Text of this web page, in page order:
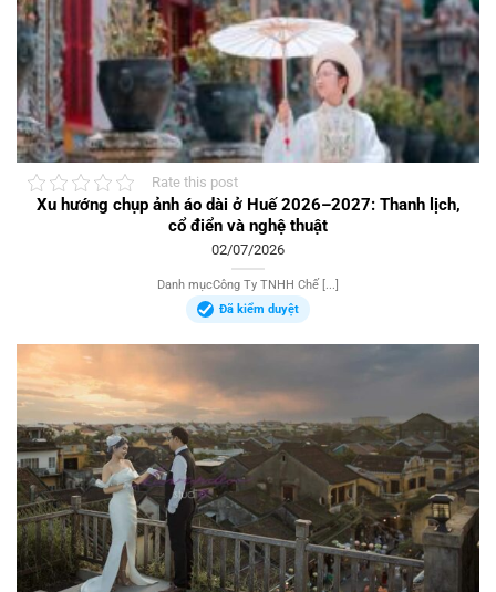
Rate this post
Xu hướng chụp ảnh áo dài ở Huế 2026–2027: Thanh lịch,
cổ điển và nghệ thuật
02/07/2026
Danh mụcCông Ty TNHH Chế [...]
Đã kiểm duyệt